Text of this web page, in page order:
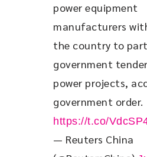
power equipment
manufacturers
the country to
government
power projects,
government order.
https://t.co/
— Reuters China